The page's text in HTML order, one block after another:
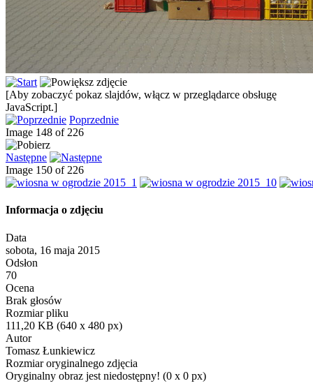
[Aby zobaczyć pokaz slajdów, włącz w przeglądarce obsługę
JavaScript.]
Poprzednie
Image 148 of 226
Następne
Image 150 of 226
Informacja o zdjęciu
Data
sobota, 16 maja 2015
Odsłon
70
Ocena
Brak głosów
Rozmiar pliku
111,20 KB (640 x 480 px)
Autor
Tomasz Łunkiewicz
Rozmiar oryginalnego zdjęcia
Oryginalny obraz jest niedostępny! (0 x 0 px)